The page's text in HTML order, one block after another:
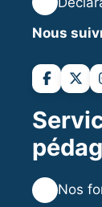
Nous
Nos